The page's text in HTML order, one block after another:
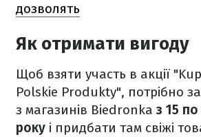
дозволять
Як отримати вигоду
Щоб взяти участь в акції
Polskie Produkty", потрібно
з магазинів Biedronkaз 15 по
року і придбати там свіжі